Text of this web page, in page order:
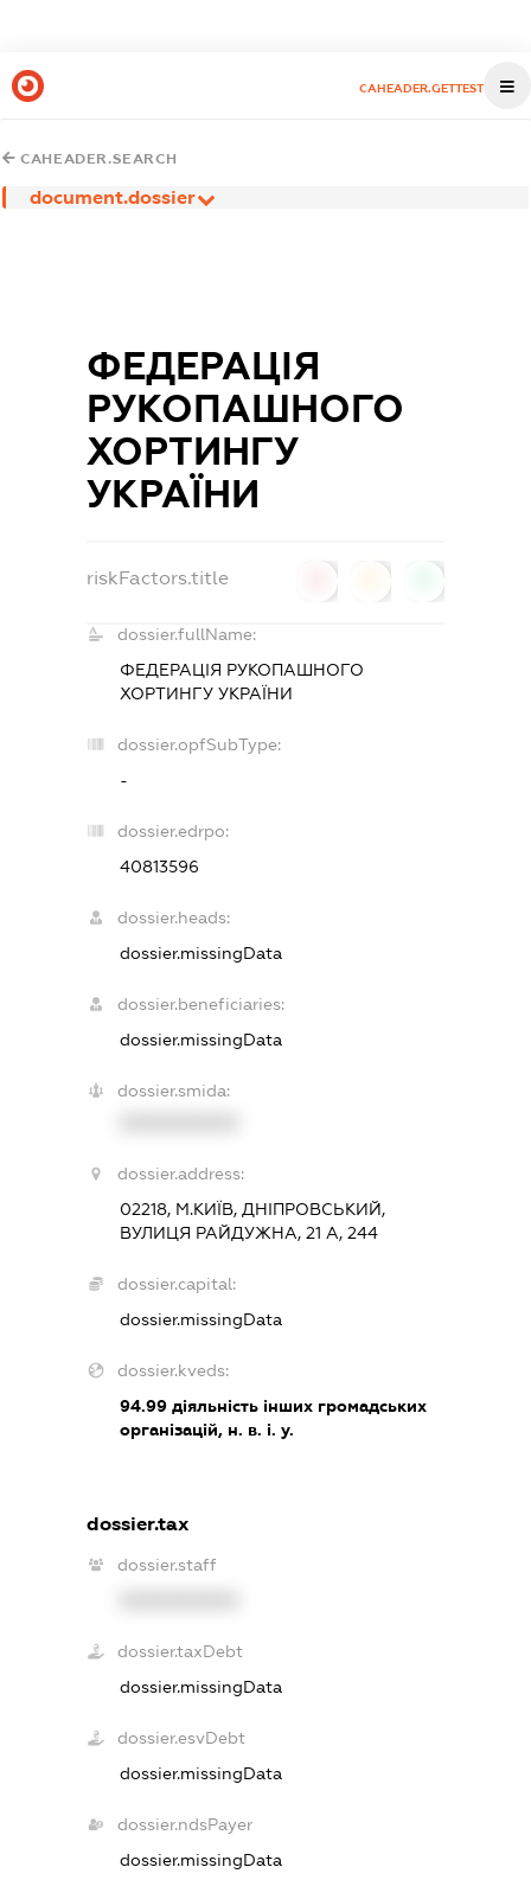
CAHEADER.GETTEST
CAHEADER.SEARCH
document.dossier
ФЕДЕРАЦІЯ
РУКОПАШНОГО
ХОРТИНГУ
УКРАЇНИ
riskFactors.title
dossier.fullName:
ФЕДЕРАЦІЯ РУКОПАШНОГО
ХОРТИНГУ УКРАЇНИ
dossier.opfSubType:
-
dossier.edrpo:
40813596
dossier.heads:
dossier.missingData
dossier.beneficiaries:
dossier.missingData
dossier.smida:
dossier.address:
02218, М.КИЇВ, ДНІПРОВСЬКИЙ,
ВУЛИЦЯ РАЙДУЖНА, 21 А, 244
dossier.capital:
dossier.missingData
dossier.kveds:
94.99 діяльність інших громадських
організацій, н. в. і. у.
dossier.tax
dossier.staff
dossier.taxDebt
dossier.missingData
dossier.esvDebt
dossier.missingData
dossier.ndsPayer
dossier.missingData